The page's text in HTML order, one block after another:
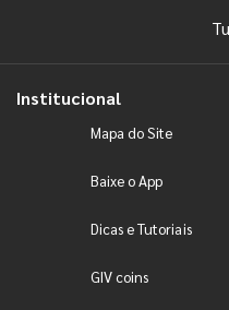
Institucional
Mapa do Site
Baixe o App
Dicas e Tutoriais
GIV coins